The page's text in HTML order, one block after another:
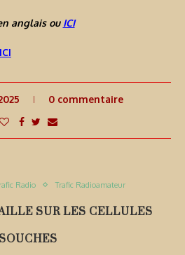
anglais ou ICI
0 commentaire
Radio Trafic Radioamateur
SUR LES CELLULES
SOUCHES